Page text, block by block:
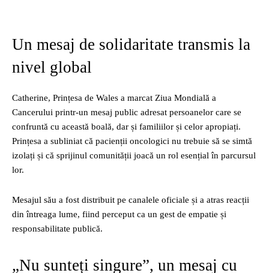
Un mesaj de solidaritate transmis la
nivel global
Catherine, Prințesa de Wales a marcat Ziua Mondială a
Cancerului printr-un mesaj public adresat persoanelor care se
confruntă cu această boală, dar și familiilor și celor apropiați.
Prințesa a subliniat că pacienții oncologici nu trebuie să se simtă
izolați și că sprijinul comunității joacă un rol esențial în parcursul
lor.
Mesajul său a fost distribuit pe canalele oficiale și a atras reacții
din întreaga lume, fiind perceput ca un gest de empatie și
responsabilitate publică.
„Nu sunteți singure”, un mesaj cu